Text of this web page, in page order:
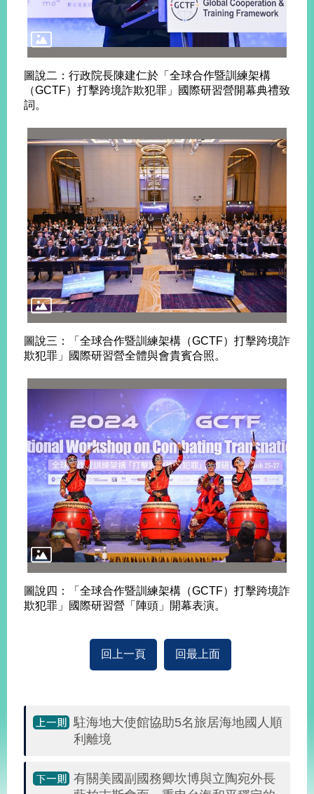
政
府
網
站
資
放
隱
私
權
保
護
及
資
訊
全
政
礙
網
站
說
明
聯
絡
我
圖說二：行政院長陳建仁於「全球合作暨訓練架構
（GCTF）打擊跨境詐欺犯罪」國際研習營開幕典禮致
詞。
圖說三：「全球合作暨訓練架構（GCTF）打擊跨境詐
欺犯罪」國際研習營全體與會貴賓合照。
圖說四：「全球合作暨訓練架構（GCTF）打擊跨境詐
欺犯罪」國際研習營「陣頭」開幕表演。
回上一頁 回最上面
駐海地大使館協助5名旅居海地國人順
利離境
有關美國副國務卿坎博與立陶宛外長